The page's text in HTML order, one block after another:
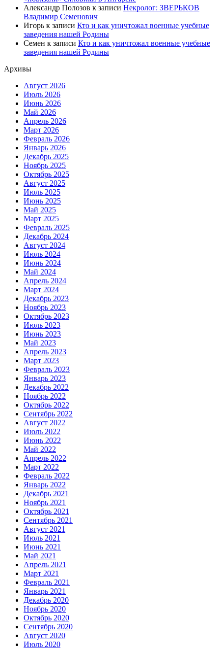
Александр Полозов к записи Некролог: ЗВЕРЬКОВ
Владимир Семенович
Игорь к записи Кто и как уничтожал военные учебные
заведения нашей Родины
Семен к записи Кто и как уничтожал военные учебные
заведения нашей Родины
Архивы
Август 2026
Июль 2026
Июнь 2026
Май 2026
Апрель 2026
Март 2026
Февраль 2026
Январь 2026
Декабрь 2025
Ноябрь 2025
Октябрь 2025
Август 2025
Июль 2025
Июнь 2025
Май 2025
Март 2025
Февраль 2025
Декабрь 2024
Август 2024
Июль 2024
Июнь 2024
Май 2024
Апрель 2024
Март 2024
Декабрь 2023
Ноябрь 2023
Октябрь 2023
Июль 2023
Июнь 2023
Май 2023
Апрель 2023
Март 2023
Февраль 2023
Январь 2023
Декабрь 2022
Ноябрь 2022
Октябрь 2022
Сентябрь 2022
Август 2022
Июль 2022
Июнь 2022
Май 2022
Апрель 2022
Март 2022
Февраль 2022
Январь 2022
Декабрь 2021
Ноябрь 2021
Октябрь 2021
Сентябрь 2021
Август 2021
Июль 2021
Июнь 2021
Май 2021
Апрель 2021
Март 2021
Февраль 2021
Январь 2021
Декабрь 2020
Ноябрь 2020
Октябрь 2020
Сентябрь 2020
Август 2020
Июль 2020